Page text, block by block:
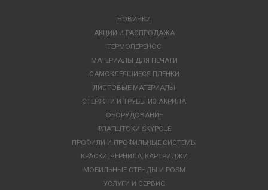
НОВИНКИ
АКЦИИ И РАСПРОДАЖА
ТЕРМОПЕРЕНОС
МАТЕРИАЛЫ ДЛЯ ПЕЧАТИ
САМОКЛЕЯЩИЕСЯ ПЛЕНКИ
ЛИСТОВЫЕ МАТЕРИАЛЫ
СТЕРЖНИ И ТРУБЫ ИЗ АКРИЛА
ОБОРУДОВАНИЕ
ФЛАГШТОКИ SKYPOLE
ПРОФИЛИ И ПРОФИЛЬНЫЕ СИСТЕМЫ
КРАСКИ, ЧЕРНИЛА, КАРТРИДЖИ
МОБИЛЬНЫЕ СТЕНДЫ И POSM
УСЛУГИ И СЕРВИС